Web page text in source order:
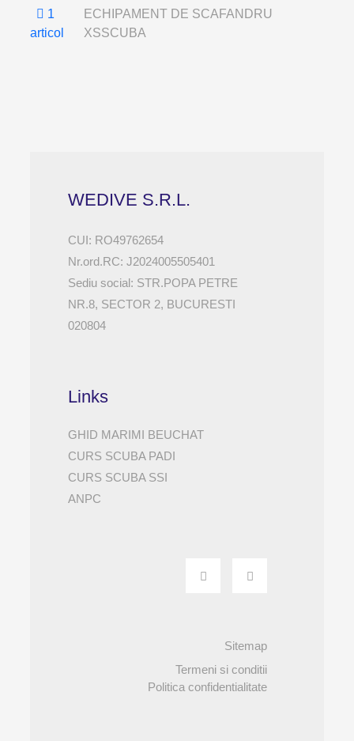
1
articol
ECHIPAMENT DE SCAFANDRU
XSSCUBA
WEDIVE S.R.L.
CUI: RO49762654
Nr.ord.RC: J2024005505401
Sediu social: STR.POPA PETRE
NR.8, SECTOR 2, BUCURESTI
020804
Links
GHID MARIMI BEUCHAT
CURS SCUBA PADI
CURS SCUBA SSI
ANPC
Sitemap
Termeni si conditii
Politica confidentialitate